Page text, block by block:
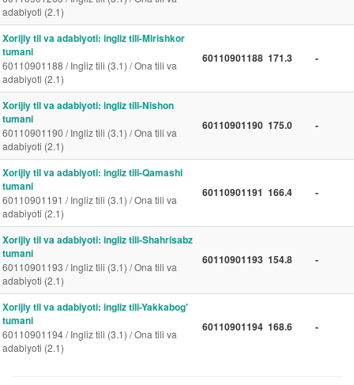
adabiyoti (2.1)
Xorijiy til va adabiyoti: ingliz tili-Mirishkor
tumani
60110901188 / Ingliz tili (3.1) / Ona tili va
adabiyoti (2.1)
60110901188 171.3 -
Xorijiy til va adabiyoti: ingliz tili-Nishon
tumani
60110901190 / Ingliz tili (3.1) / Ona tili va
adabiyoti (2.1)
60110901190 175.0 -
Xorijiy til va adabiyoti: ingliz tili-Qamashi
tumani
60110901191 / Ingliz tili (3.1) / Ona tili va
adabiyoti (2.1)
60110901191 166.4 -
Xorijiy til va adabiyoti: ingliz tili-Shahrisabz
tumani
60110901193 / Ingliz tili (3.1) / Ona tili va
adabiyoti (2.1)
60110901193 154.8 -
Xorijiy til va adabiyoti: ingliz tili-Yakkabog'
tumani
60110901194 / Ingliz tili (3.1) / Ona tili va
adabiyoti (2.1)
60110901194 168.6 -